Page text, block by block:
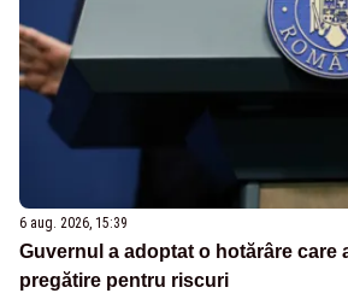
6 aug. 2026, 15:39
Guvernul a adoptat o hotărâre care
pregătire pentru riscuri